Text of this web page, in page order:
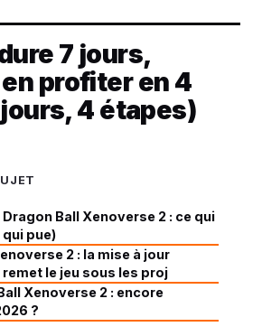
7 jours,
profiter en 4
4 étapes)
Dragon Ball Xenoverse 2 : ce qui
qui pue)
2 : la mise à jour
le jeu sous les proj
Xenoverse 2 : encore
?